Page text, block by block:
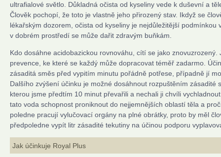
ultrafialové světlo. Důkladná očista od kyseliny vede k duševní a
Člověk pochopí, že toto je vlastně jeho přirozený stav. Ikdyž se
lékařským dozorem, očista od kyseliny je nejdůležitější podmínkou
v dobrém prostředí se může dařit zdravým buňkám.
Kdo dosáhne acidobazickou rovnováhu, cítí se jako znovuzrozený.
prevence, ke které se každý může dopracovat téměř zadarmo.
zásaditá směs před vypitím minutu pořádně potřese, případně jí
Dalšího zvýšení účinku je možné dosáhnout rozpuštěním zásadité
kterou jsme předtím 10 minut převařili a nechali ji chvíli
tato voda schopnost proniknout do nejjemnějších oblastí těla a
poledne pracují vylučovací orgány na plné obrátky, proto by měl
předpoledne vypít litr zásadité tekutiny na účinou podporu
Jak účinkuje Royal Plus